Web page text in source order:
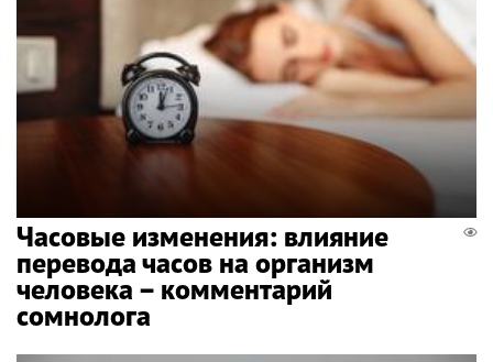
Часовые изменения: влияние
перевода часов на организм
человека – комментарий
сомнолога